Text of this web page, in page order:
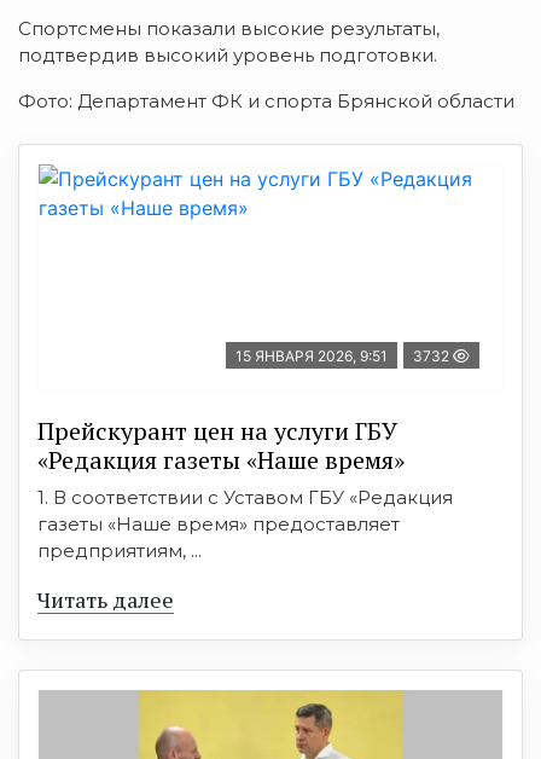
Спортсмены показали высокие результаты,
подтвердив высокий уровень подготовки.
Фото: Департамент ФК и спорта Брянской области
15 ЯНВАРЯ 2026, 9:51 3732
Прейскурант цен на услуги ГБУ
«Редакция газеты «Наше время»
1. В соответствии с Уставом ГБУ «Редакция
газеты «Наше время» предоставляет
предприятиям, ...
Читать далее